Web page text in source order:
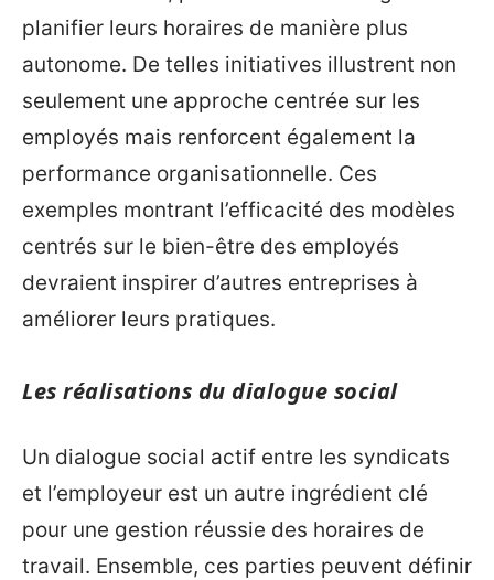
planifier leurs horaires de manière plus
autonome. De telles initiatives illustrent non
seulement une approche centrée sur les
employés mais renforcent également la
performance organisationnelle. Ces
exemples montrant l’efficacité des modèles
centrés sur le bien-être des employés
devraient inspirer d’autres entreprises à
améliorer leurs pratiques.
Les réalisations du dialogue social
Un dialogue social actif entre les syndicats
et l’employeur est un autre ingrédient clé
pour une gestion réussie des horaires de
travail. Ensemble, ces parties peuvent définir